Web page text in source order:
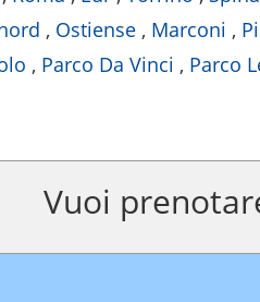
, Ostiense , Marconi ,
, Parco Da Vinci , Parco
Vuoi